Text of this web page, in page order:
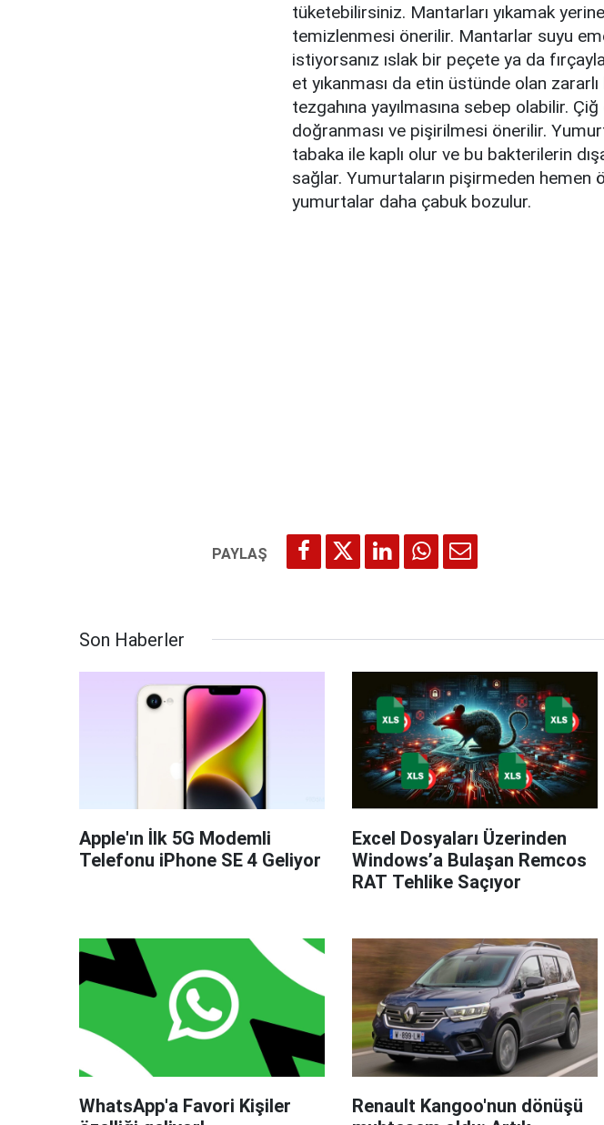
tüketebilirsiniz. Mantarları yıkamak
temizlenmesi önerilir. Mantarlar suyu
istiyorsanız ıslak bir peçete ya da
et yıkanması da etin üstünde olan
tezgahına yayılmasına sebep olabilir.
doğranması ve pişirilmesi önerilir.
tabaka ile kaplı olur ve bu bakterilerin
sağlar. Yumurtaların pişirmeden hemen
yumurtalar daha çabuk bozulur.
Son Haberler
Apple'ın İlk 5G Modemli
Telefonu iPhone SE 4 Geliyor
Excel Dosyaları Üzerinden
Windows’a Bulaşan Remcos
RAT Tehlike Saçıyor
WhatsApp'a Favori Kişiler
Renault Kangoo'nun dönüşü